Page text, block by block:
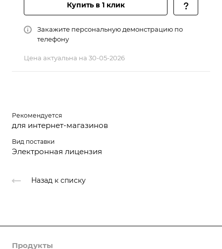
Купить в 1 клик
Закажите персональную демонстрацию по
телефону
Цена актуальна на 30-05-2026
Рекомендуется
для интернет-магазинов
Вид поставки
Электронная лицензия
Назад к списку
Продукты